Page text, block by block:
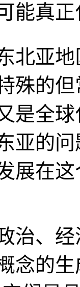
能真
北亚
殊的
是全
亚的
展在
治、
念的